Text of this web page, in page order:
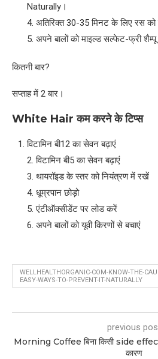
Naturally।
4. अतिरिक्त 30-35 मिनट के लिए रस
5. अपने बालों को माइल्ड सल्फेट-फ्री
कितनी बार?
सप्ताह में 2 बार।
White Hairकम करने के टिप्स
विटामिन बी12 का सेवन बढ़ाएं
2. विटामिन बी5 का सेवन बढ़ाएं
3. थायरॉइड के स्तर को नियंत्रण में रखें
4. धूम्रपान छोड़ो
5. एंटीऑक्सीडेंट पर लोड करें
6. अपने बालों को यूवी किरणों से बचाएं
WELLHEALTHORGANIC-COM-KNOW-THE-
EASY-WAYS-TO-PREVENT-IT-NATURALLY
previous
Morning Coffee बिना किसी side
कारण